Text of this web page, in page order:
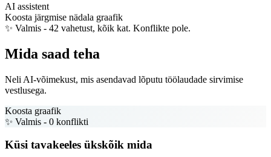
AI assistent
Koosta järgmise nädala graafik
✨ Valmis - 42 vahetust, kõik kat. Konflikte pole.
Mida saad teha
Neli AI-võimekust, mis asendavad lõputu töölaudade sirvimise
vestlusega.
Koosta graafik
✨ Valmis - 0 konflikti
Küsi tavakeeles ükskõik mida